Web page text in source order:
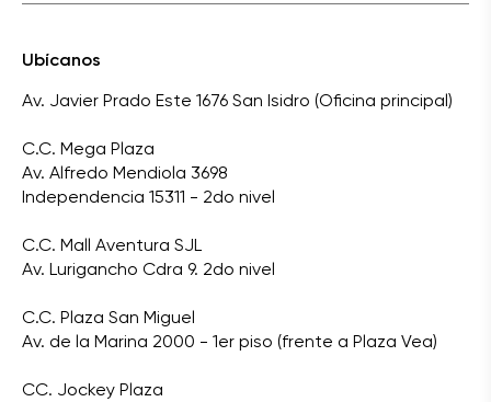
Ubícanos
Av. Javier Prado Este 1676 San Isidro (Oficina principal)
C.C. Mega Plaza
Av. Alfredo Mendiola 3698
Independencia 15311 - 2do nivel
C.C. Mall Aventura SJL
Av. Lurigancho Cdra 9. 2do nivel
C.C. Plaza San Miguel
Av. de la Marina 2000 - 1er piso (frente a Plaza Vea)
CC. Jockey Plaza